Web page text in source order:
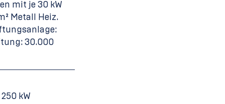
mit je 30 kW
Metall Heiz.
30.000
kW